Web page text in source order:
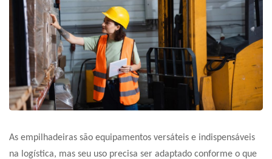
As empilhadeiras são equipamentos versáteis e indispensáveis
na logística, mas seu uso precisa ser adaptado conforme o que